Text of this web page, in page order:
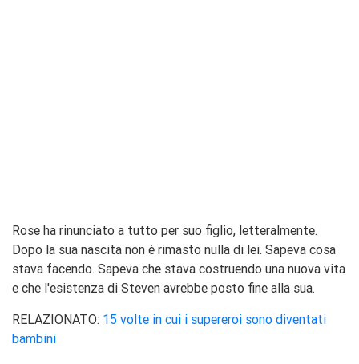
Rose ha rinunciato a tutto per suo figlio, letteralmente.
Dopo la sua nascita non è rimasto nulla di lei. Sapeva cosa
stava facendo. Sapeva che stava costruendo una nuova vita
e che l'esistenza di Steven avrebbe posto fine alla sua.
RELAZIONATO: 15 volte in cui i supereroi sono diventati
bambini